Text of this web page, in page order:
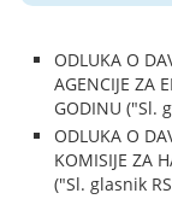
ODLUKA O
AGENCIJE ZA
GODINU ("Sl.
ODLUKA O
KOMISIJE ZA
("Sl. glasnik